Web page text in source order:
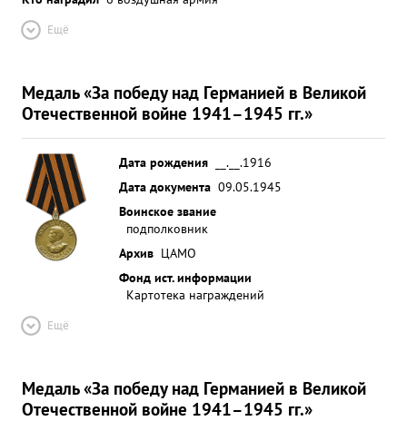
Ещё
Медаль «За победу над Германией в Великой
Отечественной войне 1941–1945 гг.»
Дата рождения
__.__.1916
Дата документа 09.05.1945
Воинское звание
подполковник
Архив ЦАМО
Фонд ист. информации
Картотека награждений
Ещё
Медаль «За победу над Германией в Великой
Отечественной войне 1941–1945 гг.»